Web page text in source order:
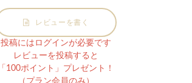
レビューを書く
投稿にはログインが必要です
レビューを投稿すると
「100ポイント」プレゼント！
（プラン会員のみ）